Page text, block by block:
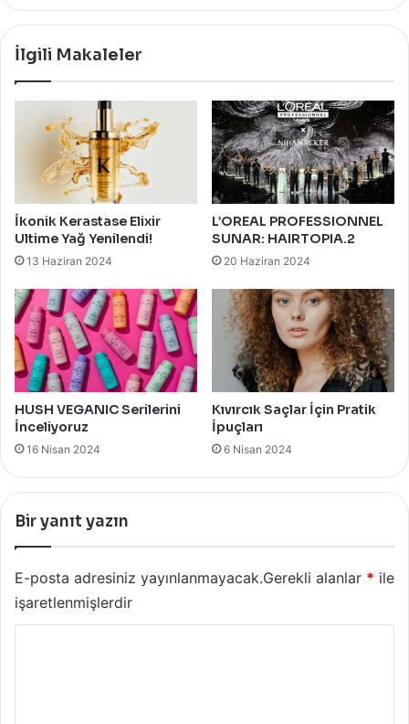
Şekilleri
İlgili Makaleler
İkonik Kerastase Elixir
Ultime Yağ Yenilendi!
13 Haziran 2024
L’OREAL PROFESSIONNEL
SUNAR: HAIRTOPIA.2
20 Haziran 2024
HUSH VEGANIC Serilerini
İnceliyoruz
16 Nisan 2024
Kıvırcık Saçlar İçin Pratik
İpuçları
6 Nisan 2024
Bir yanıt yazın
E-posta adresiniz yayınlanmayacak.Gerekli alanlar * ile
işaretlenmişlerdir